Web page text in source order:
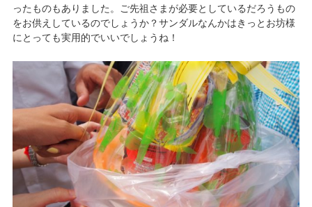
ったものもありました。ご先祖さまが必要としているだろうもの
をお供えしているのでしょうか？サンダルなんかはきっとお坊様
にとっても実用的でいいでしょうね！